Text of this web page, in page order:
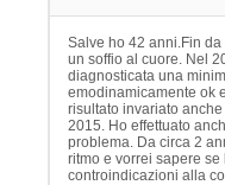
Salve ho 42 anni.Fin da
un soffio al cuore. Nel
diagnosticata una
emodinamicamente ok
risultato invariato
2015. Ho effettuato
problema. Da circa 2
ritmo e vorrei sapere
controindicazioni alla